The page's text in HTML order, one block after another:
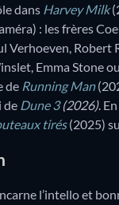
dans Harvey Milk
: les frères
Verhoeven, Robert
Emma Stone
de Running Man
de Dune 3(2026).
tirés(2025)
l’intello et